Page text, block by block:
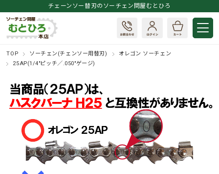
チェーンソー替刃のソーチェン問屋むとひろ
TOP ソーチェン(チェンソー用替刃)
オレゴン ソーチェン
25AP(1/4"ピッチ／.050"ゲージ)